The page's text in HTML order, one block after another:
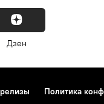
Дзен
Политика